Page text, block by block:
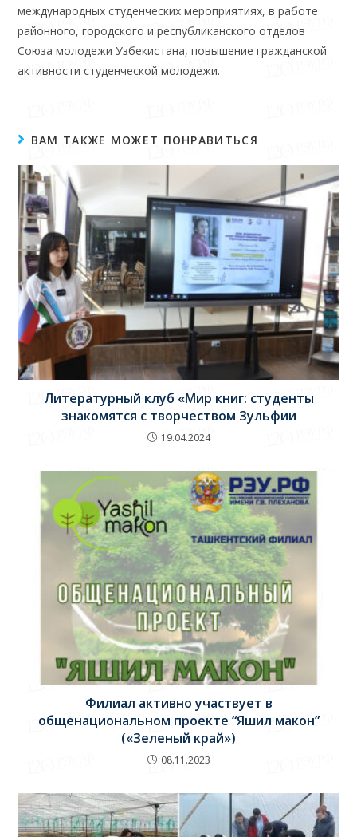
международных студенческих мероприятиях, в работе
районного, городского и республиканского отделов
Союза молодежи Узбекистана, повышение гражданской
активности студенческой молодежи.
ВАМ ТАКЖЕ МОЖЕТ ПОНРАВИТЬСЯ
Литературный клуб «Мир книг: студенты
знакомятся с творчеством Зульфии
19.04.2024
Филиал активно участвует в
общенациональном проекте “Яшил макон”
(«Зеленый край»)
08.11.2023